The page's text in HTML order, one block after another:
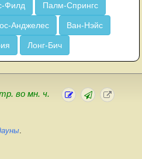
Филд Палм-Спрингс
Анджелес Ван-Нэйс
Лонг-Бич
во мн. ч.